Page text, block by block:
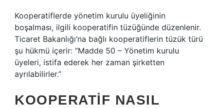
Kooperatiflerde yönetim kurulu üyeliğinin
boşalması, ilgili kooperatifin tüzüğünde düzenlenir.
Ticaret Bakanlığı’na bağlı kooperatiflerin tüzük türü
şu hükmü içerir: “Madde 50 – Yönetim kurulu
üyeleri, istifa ederek her zaman şirketten
ayrılabilirler.”
KOOPERATIF NASIL